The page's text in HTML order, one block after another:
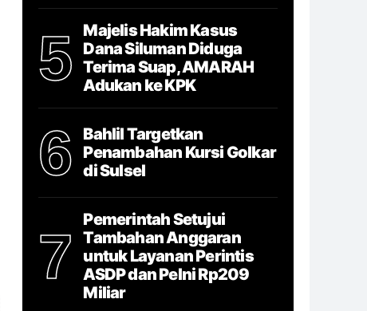
5
Majelis Hakim Kasus
Dana Siluman Diduga
Terima Suap, AMARAH
Adukan ke KPK
6
Bahlil Targetkan
Penambahan Kursi Golkar
di Sulsel
7
Pemerintah Setujui
Tambahan Anggaran
untuk Layanan Perintis
ASDP dan Pelni Rp209
Miliar